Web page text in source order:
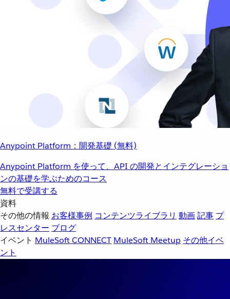
Anypoint Platform：開発基礎 (無料)
Anypoint Platform を使って、API の開発とインテグレーショ
ンの基礎を学ぶためのコース
無料で受講する
資料
その他の情報 お客様事例 コンテンツライブラリ 動画記事 プ
レスセンター ブログ
イベント MuleSoft CONNECT MuleSoft Meetup その他イベ
ント